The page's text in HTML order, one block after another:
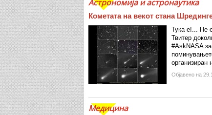
Астрономија и астронаутика
Кометата на векот стана
Тука е!... Не
Твитер
#AskNASA
организиран
Објавено на
Медицина